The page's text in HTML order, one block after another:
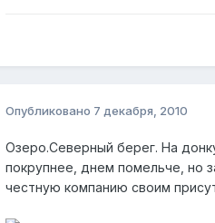
Опубликовано 7 декабря, 2010
Озеро.Северный берег. На
покрупнее, днем помельче, но
честную компанию своим